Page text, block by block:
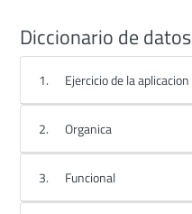
Diccionario de datos
1. Ejercicio de la aplicacion
2. Organica
3. Funcional